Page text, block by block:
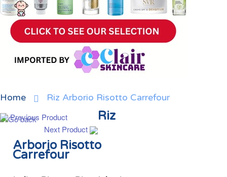
Home Riz Arborio Risotto Carrefour
Previous Product
Next Product
Riz
Arborio Risotto
Carrefour